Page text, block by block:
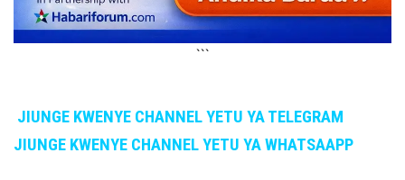
```
JIUNGE KWENYE CHANNEL YETU YA TELEGRAM
JIUNGE KWENYE CHANNEL YETU YA WHATSAAPP